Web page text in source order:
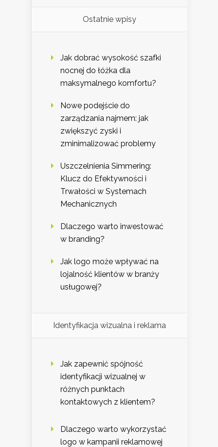
Ostatnie wpisy
Jak dobrać wysokość szafki
nocnej do łóżka dla
maksymalnego komfortu?
Nowe podejście do
zarządzania najmem: jak
zwiększyć zyski i
zminimalizować problemy
Uszczelnienia Simmering:
Klucz do Efektywności i
Trwałości w Systemach
Mechanicznych
Dlaczego warto inwestować
w branding?
Jak logo może wpływać na
lojalność klientów w branży
usługowej?
Identyfikacja wizualna i reklama
Jak zapewnić spójność
identyfikacji wizualnej w
różnych punktach
kontaktowych z klientem?
Dlaczego warto wykorzystać
logo w kampanii reklamowej